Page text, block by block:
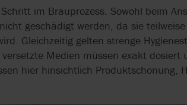
ANALYTICS
VIKING PUMP
WAUKESHA
BURRELL
SINGLE-USE-
IN MOBILER
AUSFÜHRUNG
im Brauprozess. Sowohl beim
geschädigt werden, da sie
Gleichzeitig gelten strenge
Medien müssen exakt dosiert
hier hinsichtlich Produktschonung,